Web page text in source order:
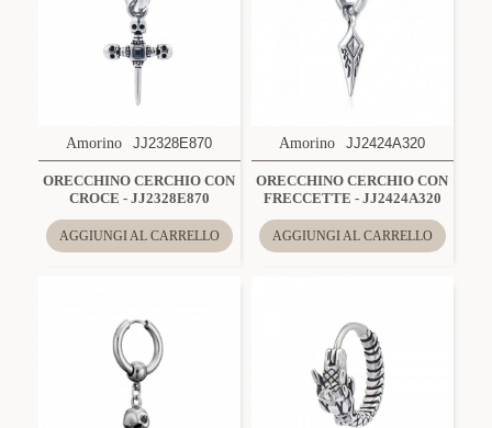
Amorino JJ2328E870
ORECCHINO CERCHIO CON
CROCE - JJ2328E870
AGGIUNGI AL CARRELLO
Amorino JJ2424A320
ORECCHINO CERCHIO CON
FRECCETTE - JJ2424A320
AGGIUNGI AL CARRELLO